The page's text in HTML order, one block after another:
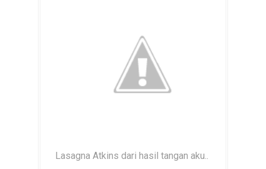
Lasagna Atkins dari hasil tangan aku..